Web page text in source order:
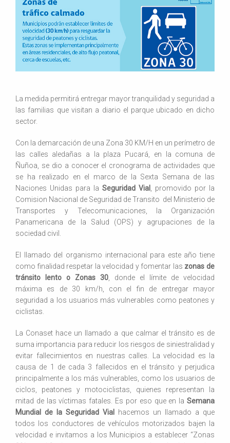
La medida permitirá entregar mayor tranquilidad y seguridad a
las familias que visitan a diario el parque ubicado en dicho
sector.
Con la demarcación de una Zona 30 KM/H en un perímetro de
las calles aledañas a la plaza Pucará, en la comuna de
Ñuñoa, se dio a conocer el cronograma de actividades que
se ha realizado en el marco de la Sexta Semana de las
Naciones Unidas para la Seguridad Vial
, promovido por la
Comision Nacional de Seguridad de Transito del Ministerio de
Transportes y Telecomunicaciones, la Organización
Panamericana de la Salud (OPS) y agrupaciones de la
sociedad civil.
El llamado del organismo internacional para este año tiene
como finalidad respetar la velocidad y fomentar las zonas de
tránsito lento o Zonas 30 , donde el límite de velocidad
máxima es de 30 km/h, con el fin de entregar mayor
seguridad a los usuarios más vulnerables como peatones y
ciclistas.
La Conaset hace un llamado a que calmar el tránsito es de
suma importancia para reducir los riesgos de siniestralidad y
evitar fallecimientos en nuestras calles. La velocidad es la
causa de 1 de cada 3 fallecidos en el tránsito y perjudica
principalmente a los más vulnerables, como los usuarios de
ciclos, peatones y motociclistas, quienes representan la
mitad de las víctimas fatales. Es por eso que en la Semana
Mundial de la Seguridad Vial
hacemos un llamado a que
todos los conductores de vehículos motorizados bajen la
velocidad e invitamos a los Municipios a establecer “Zonas